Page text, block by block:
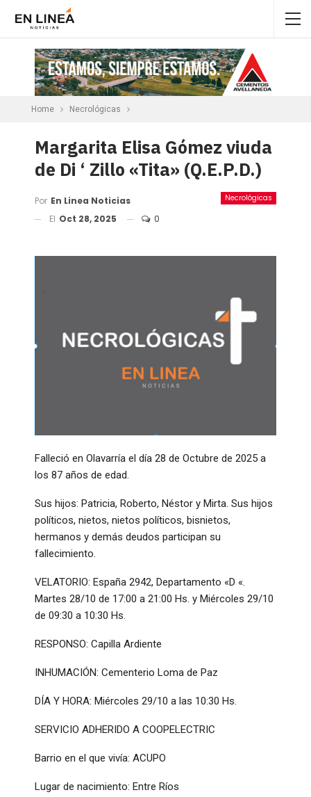
Home Necrológicas
Margarita Elisa Gómez viuda
de Di ‘ Zillo «Tita» (Q.E.P.D.)
Necrológicas
Por En Linea Noticias
El Oct 28, 2025 0
Falleció en Olavarría el día 28 de Octubre de 2025 a
los 87 años de edad.
Sus hijos: Patricia, Roberto, Néstor y Mirta. Sus hijos
políticos, nietos, nietos políticos, bisnietos,
hermanos y demás deudos participan su
fallecimiento.
VELATORIO: España 2942, Departamento «D «.
Martes 28/10 de 17:00 a 21:00 Hs. y Miércoles 29/10
de 09:30 a 10:30 Hs.
RESPONSO: Capilla Ardiente
INHUMACIÓN: Cementerio Loma de Paz
DÍA Y HORA: Miércoles 29/10 a las 10:30 Hs.
SERVICIO ADHERIDO A COOPELECTRIC
Barrio en el que vivía: ACUPO
Lugar de nacimiento: Entre Ríos